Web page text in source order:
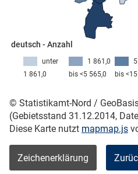
deutsch - Anzahl
bis
1 861,0
bis <5 565,0
unter
1 861,0
© Statistikamt-Nord /
(Gebietsstand 31.12.2014,
Diese Karte nutzt mapmap.js
Zeichenerklärung